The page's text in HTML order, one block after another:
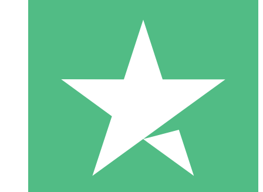
10 Téléchargements
20 00